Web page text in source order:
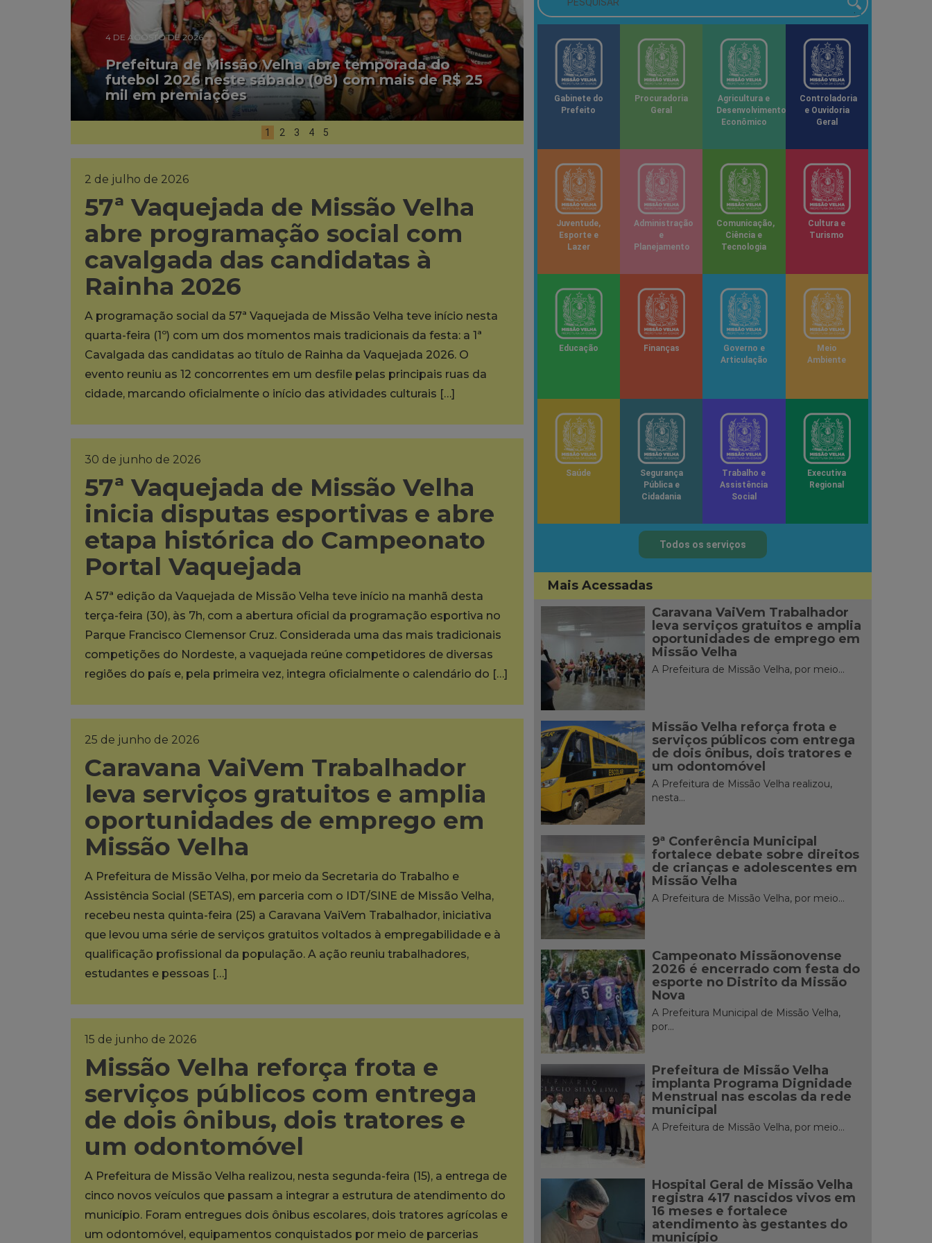
1 2 3 4 5
4 DE AGOSTO DE 2026
Prefeitura de Missão Velha abre temporada do
futebol 2026 neste sábado (08) com mais de R$ 25
mil em premiações
2 de julho de 2026
57ª Vaquejada de Missão Velha
abre programação social com
cavalgada das candidatas à
Rainha 2026
A programação social da 57ª Vaquejada de Missão Velha teve início nesta
quarta-feira (1º) com um dos momentos mais tradicionais da festa: a 1ª
Cavalgada das candidatas ao título de Rainha da Vaquejada 2026. O
evento reuniu as 12 concorrentes em um desfile pelas principais ruas da
cidade, marcando oficialmente o início das atividades culturais […]
30 de junho de 2026
57ª Vaquejada de Missão Velha
inicia disputas esportivas e abre
etapa histórica do Campeonato
Portal Vaquejada
A 57ª edição da Vaquejada de Missão Velha teve início na manhã desta
terça-feira (30), às 7h, com a abertura oficial da programação esportiva no
Parque Francisco Clemensor Cruz. Considerada uma das mais tradicionais
competições do Nordeste, a vaquejada reúne competidores de diversas
regiões do país e, pela primeira vez, integra oficialmente o calendário do […]
25 de junho de 2026
Caravana VaiVem Trabalhador
leva serviços gratuitos e amplia
oportunidades de emprego em
Missão Velha
A Prefeitura de Missão Velha, por meio da Secretaria do Trabalho e
Assistência Social (SETAS), em parceria com o IDT/SINE de Missão Velha,
recebeu nesta quinta-feira (25) a Caravana VaiVem Trabalhador, iniciativa
que levou uma série de serviços gratuitos voltados à empregabilidade e à
qualificação profissional da população. A ação reuniu trabalhadores,
estudantes e pessoas […]
15 de junho de 2026
Missão Velha reforça frota e
serviços públicos com entrega
de dois ônibus, dois tratores e
um odontomóvel
A Prefeitura de Missão Velha realizou, nesta segunda-feira (15), a entrega de
cinco novos veículos que passam a integrar a estrutura de atendimento do
município. Foram entregues dois ônibus escolares, dois tratores agrícolas e
um odontomóvel, equipamentos conquistados por meio de parcerias
Gabinete do
Prefeito
Procuradoria
Geral
Agricultura e
Desenvolvimento
Econômico
Controladoria
e Ouvidoria
Geral
Juventude,
Esporte e
Lazer
Administração
e
Planejamento
Comunicação,
Ciência e
Tecnologia
Cultura e
Turismo
Educação Finanças
Governo e
Articulação
Meio
Ambiente
Saúde
Segurança
Pública e
Cidadania
Trabalho e
Assistência
Social
Executiva
Regional
Todos os serviços
Mais Acessadas
Caravana VaiVem Trabalhador
leva serviços gratuitos e amplia
oportunidades de emprego em
Missão Velha
A Prefeitura de Missão Velha, por meio...
Missão Velha reforça frota e
serviços públicos com entrega
de dois ônibus, dois tratores e
um odontomóvel
A Prefeitura de Missão Velha realizou,
nesta...
9ª Conferência Municipal
fortalece debate sobre direitos
de crianças e adolescentes em
Missão Velha
A Prefeitura de Missão Velha, por meio...
Campeonato Missãonovense
2026 é encerrado com festa do
esporte no Distrito da Missão
Nova
A Prefeitura Municipal de Missão Velha,
por...
Prefeitura de Missão Velha
implanta Programa Dignidade
Menstrual nas escolas da rede
municipal
A Prefeitura de Missão Velha, por meio...
Hospital Geral de Missão Velha
registra 417 nascidos vivos em
16 meses e fortalece
atendimento às gestantes do
município